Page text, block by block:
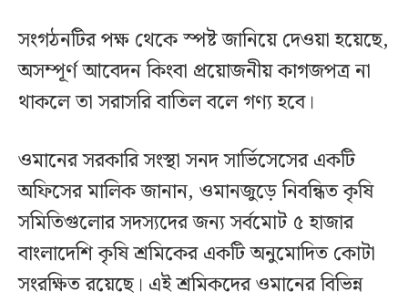
সংগঠনটির পক্ষ থেকে স্পষ্ট জানিয়ে দেওয়া হয়েছে,
অসম্পূর্ণ আবেদন কিংবা প্রয়োজনীয় কাগজপত্র না
থাকলে তা সরাসরি বাতিল বলে গণ্য হবে।
ওমানের সরকারি সংস্থা সনদ সার্ভিসেসের একটি
অফিসের মালিক জানান, ওমানজুড়ে নিবন্ধিত কৃষি
সমিতিগুলোর সদস্যদের জন্য সর্বমোট ৫ হাজার
বাংলাদেশি কৃষি শ্রমিকের একটি অনুমোদিত কোটা
সংরক্ষিত রয়েছে। এই শ্রমিকদের ওমানের বিভিন্ন